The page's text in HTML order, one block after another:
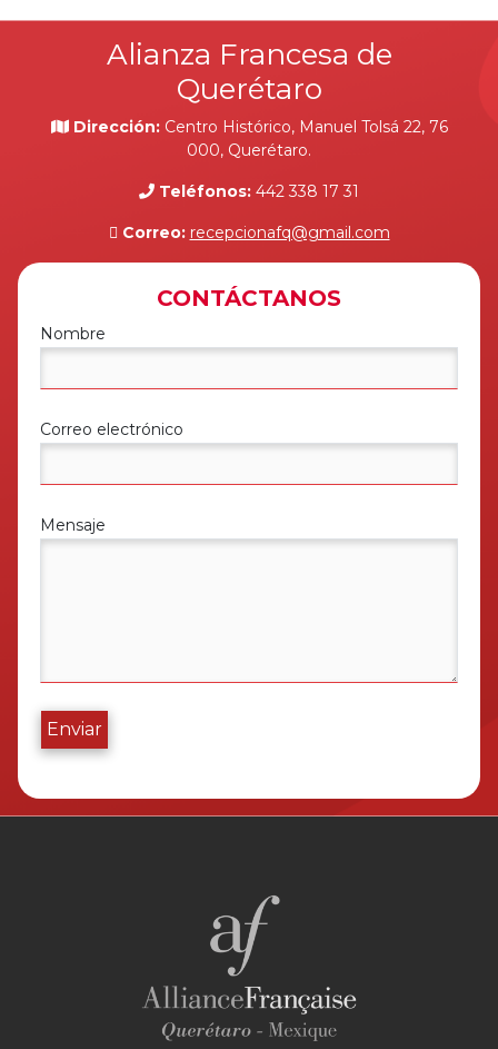
Alianza Francesa de
Querétaro
Dirección: Centro Histórico, Manuel Tolsá 22, 76
000, Querétaro.
Teléfonos: 442 338 17 31
Correo: recepcionafq@gmail.com
CONTÁCTANOS
Nombre
Correo electrónico
Mensaje
Enviar